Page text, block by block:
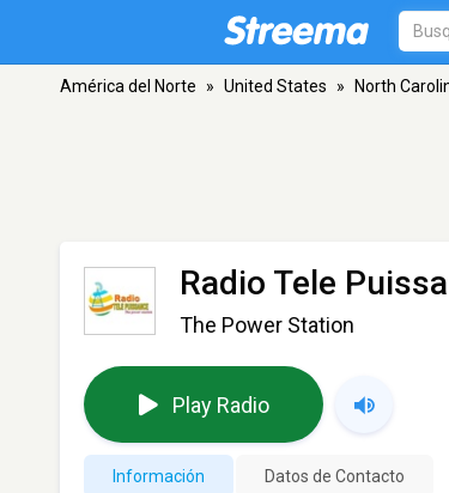
América del Norte » United States » North
Radio Tele
The Power Station
Play Radio
Información Datos de Contacto